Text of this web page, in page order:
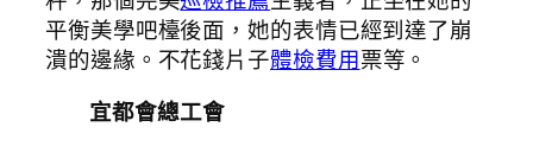
平衡美學吧檯後面，她的表情已經到達了崩
潰的邊緣。不花錢片子體檢費用票等。
宜都會總工會